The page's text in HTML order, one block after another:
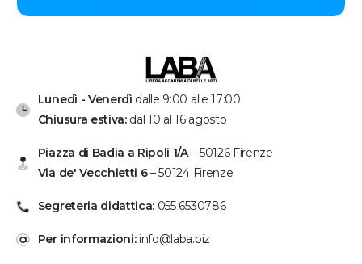
Lunedì - Venerdì dalle 9:00 alle 17:00
Chiusura estiva:dal 10 al 16 agosto
Piazza di Badia a Ripoli 1/A – 50126 Firenze
Via de' Vecchietti 6 – 50124 Firenze
Segreteria didattica: 055 6530786
Per informazioni:info@laba.biz